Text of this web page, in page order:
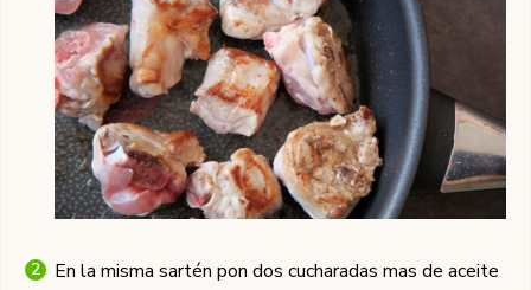
En la misma sartén pon dos cucharadas mas de aceite